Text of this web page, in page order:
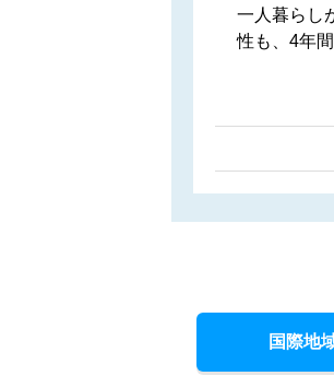
一人暮らし
性も、4年
国際地